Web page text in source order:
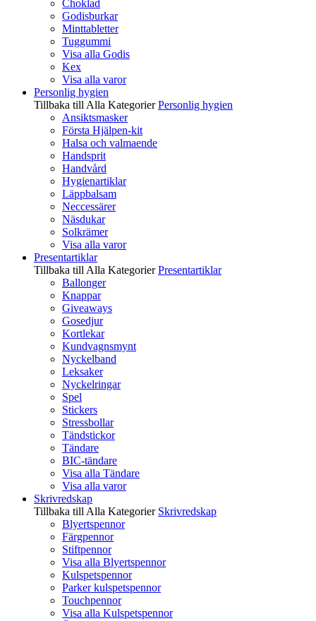
Choklad
Godisburkar
Minttabletter
Tuggummi
Visa alla Godis
Kex
Visa alla varor
Personlig hygien
Tillbaka till Alla Kategorier Personlig hygien
Ansiktsmasker
Första Hjälpen-kit
Halsa och valmaende
Handsprit
Handvård
Hygienartiklar
Läppbalsam
Neccessärer
Näsdukar
Solkrämer
Visa alla varor
Presentartiklar
Tillbaka till Alla Kategorier Presentartiklar
Ballonger
Knappar
Giveaways
Gosedjur
Kortlekar
Kundvagnsmynt
Nyckelband
Leksaker
Nyckelringar
Spel
Stickers
Stressbollar
Tändstickor
Tändare
BIC-tändare
Visa alla Tändare
Visa alla varor
Skrivredskap
Tillbaka till Alla Kategorier Skrivredskap
Blyertspennor
Färgpennor
Stiftpennor
Visa alla Blyertspennor
Kulspetspennor
Parker kulspetspennor
Touchpennor
Visa alla Kulspetspennor